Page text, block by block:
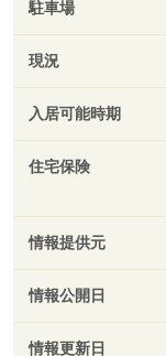
駐車場
現況
入居可能時期
住宅保険
情報提供元
情報公開日
情報更新日